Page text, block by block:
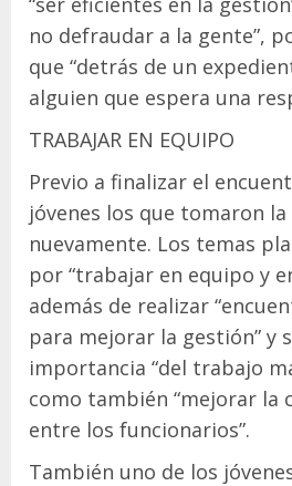
no defraudar a la gente”,
que “detrás de un
alguien que espera una
TRABAJAR EN EQUIPO
Previo a finalizar el
jóvenes los que tomaron
nuevamente. Los temas
por “trabajar en equipo y
además de realizar
para mejorar la gestión” y
importancia “del trabajo
como también “mejorar la
entre los funcionarios”.
También uno de los